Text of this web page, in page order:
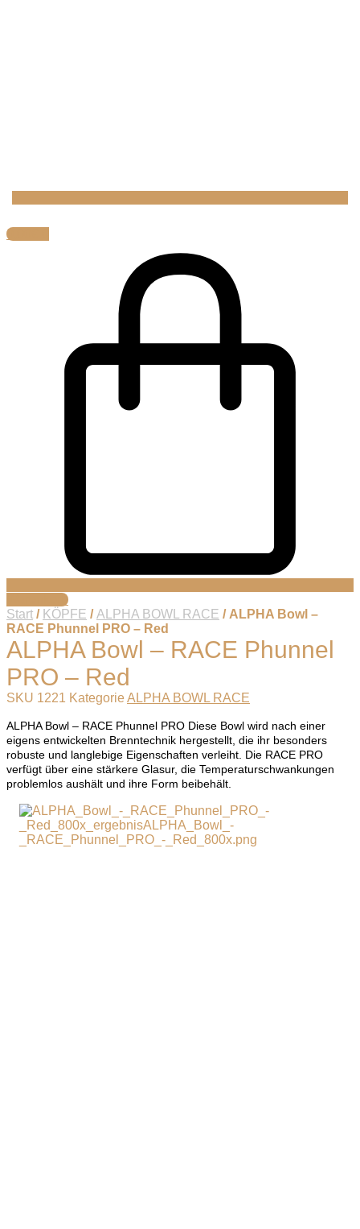
0,00
Warenkorb
Start / KÖPFE /ALPHA BOWL RACE / ALPHA Bowl –
RACE Phunnel PRO – Red
ALPHA Bowl – RACE Phunnel
PRO – Red
SKU 1221 KategorieALPHA BOWL RACE
ALPHA Bowl – RACE Phunnel PRO Diese Bowl wird nach einer
eigens entwickelten Brenntechnik hergestellt, die ihr besonders
robuste und langlebige Eigenschaften verleiht. Die RACE PRO
verfügt über eine stärkere Glasur, die Temperaturschwankungen
problemlos aushält und ihre Form beibehält.